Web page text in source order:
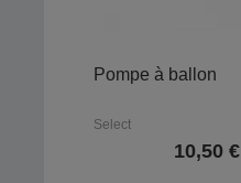
Pompe à ballon
Select
10,50 €